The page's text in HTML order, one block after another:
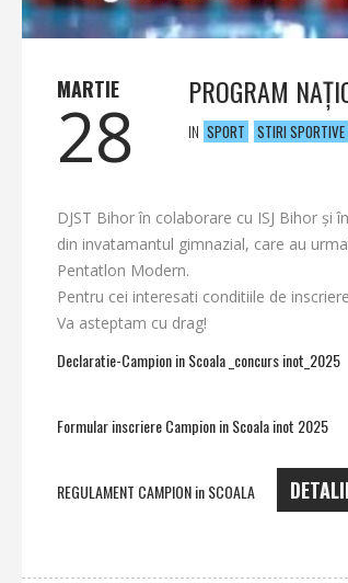
MARTIE
28 PROGRAM
IN SPORT STIRI SPORTIVE
DJST Bihor în colaborare cu ISJ Bihor
din invatamantul gimnazial, care au
Pentatlon Modern.
Pentru cei interesati conditiile de
Va asteptam cu drag!
Declaratie-Campion in Scoala _concurs inot_2025
Formular inscriere Campion in Scoala inot 2025
REGULAMENT CAMPION in SCOALA DETALII